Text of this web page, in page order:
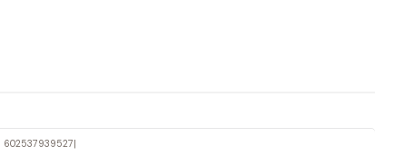
602537939527|